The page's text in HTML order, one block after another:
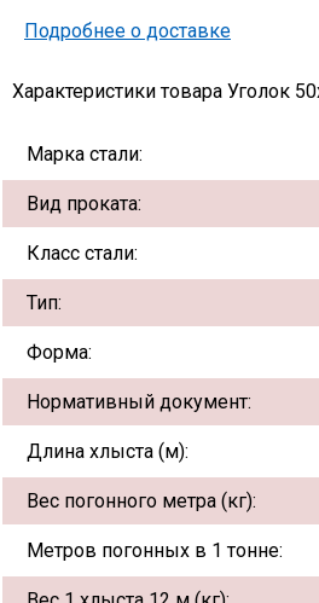
Подробнее о доставке
Характеристики товара Уголок
Марка стали:
Вид проката:
Класс стали:
Тип:
Форма:
Нормативный документ:
Длина хлыста (м):
Вес погонного метра (кг):
Метров погонных в 1 тонне: